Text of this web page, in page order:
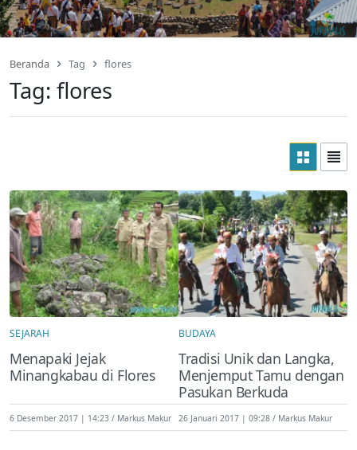
Beranda Tag flores
Tag: flores
SEJARAH
Menapaki Jejak
Minangkabau di Flores
6 Desember 2017 | 14:23 Markus Makur
BUDAYA
Tradisi Unik dan Langka,
Menjemput Tamu dengan
Pasukan Berkuda
26 Januari 2017 | 09:28 Markus Makur